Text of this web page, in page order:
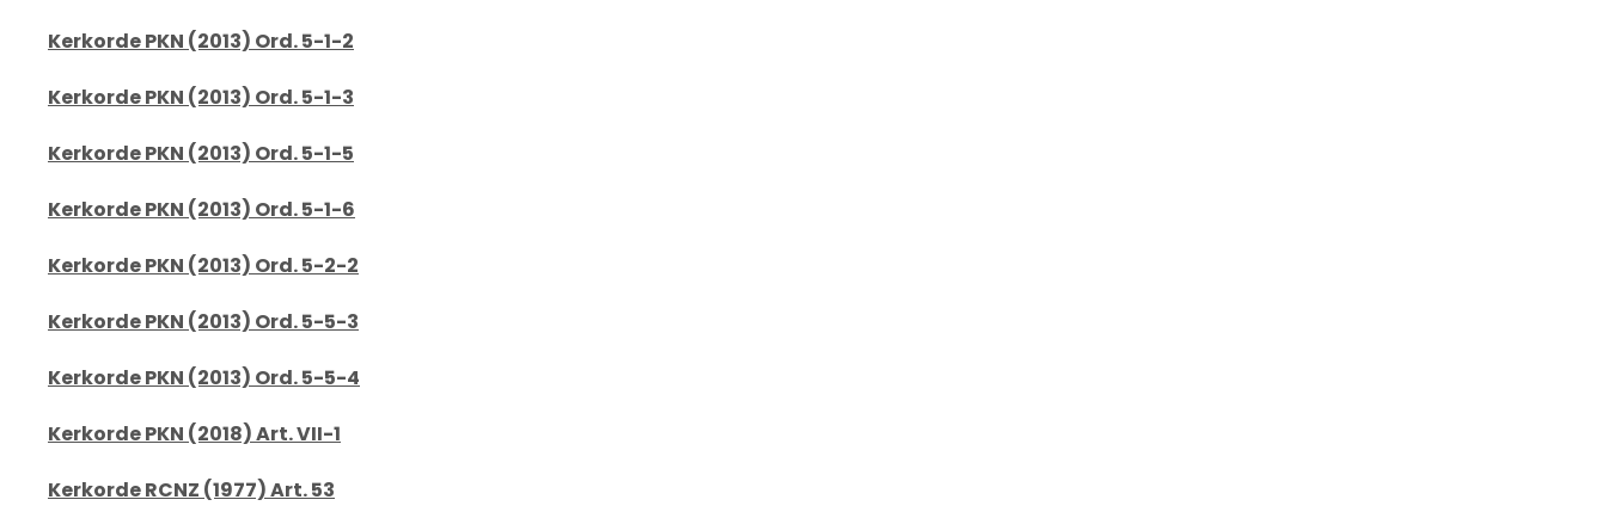
Kerkorde PKN (2013) Ord. 5-1-2
Kerkorde PKN (2013) Ord. 5-1-3
Kerkorde PKN (2013) Ord. 5-1-5
Kerkorde PKN (2013) Ord. 5-1-6
Kerkorde PKN (2013) Ord. 5-2-2
Kerkorde PKN (2013) Ord. 5-5-3
Kerkorde PKN (2013) Ord. 5-5-4
Kerkorde PKN (2018) Art. VII-1
Kerkorde RCNZ (1977) Art. 53